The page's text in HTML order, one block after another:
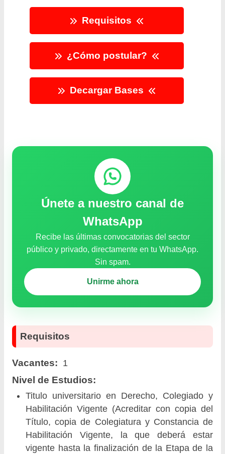
Requisitos
¿Cómo postular?
Decargar Bases
Únete a nuestro canal de
WhatsApp
Recibe las últimas convocatorias del sector
público y privado, directamente en tu WhatsApp.
Sin spam.
Unirme ahora
Requisitos
Vacantes: 1
Nivel de Estudios:
Titulo universitario en Derecho, Colegiado y
Habilitación Vigente (Acreditar con copia del
Título, copia de Colegiatura y Constancia de
Habilitación Vigente, la que deberá estar
vigente hasta la finalización de la Etapa de la